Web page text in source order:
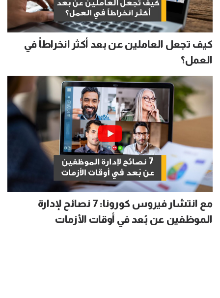
كيف تجعل العاملين عن بعد أكثر انخراطاً في
العمل؟
مع انتشار فيروس كورونا: 7 نصائح لإدارة
الموظفين عن بُعد في أوقات الأزمات